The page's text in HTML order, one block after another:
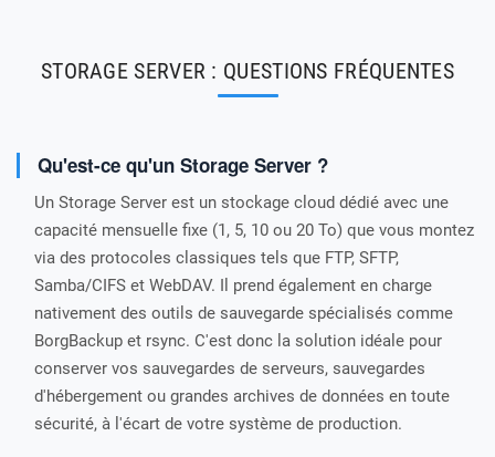
STORAGE SERVER : QUESTIONS FRÉQUENTES
Qu'est-ce qu'un Storage Server ?
Un Storage Server est un stockage cloud dédié avec une
capacité mensuelle fixe (1, 5, 10 ou 20 To) que vous montez
via des protocoles classiques tels que FTP, SFTP,
Samba/CIFS et WebDAV. Il prend également en charge
nativement des outils de sauvegarde spécialisés comme
BorgBackup et rsync. C'est donc la solution idéale pour
conserver vos sauvegardes de serveurs, sauvegardes
d'hébergement ou grandes archives de données en toute
sécurité, à l'écart de votre système de production.